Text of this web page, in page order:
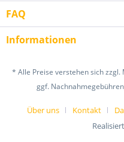
FAQ
Informationen
* Alle Preise verstehen sich
ggf.
Über uns Kontakt